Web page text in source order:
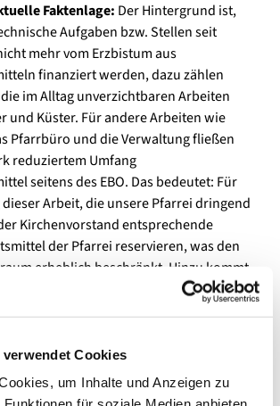
verwendet Cookies
um Inhalte und Anzeigen zu
Faktenlage: Der Hintergrund ist,
Aufgaben bzw. Stellen seit
mehr vom Erzbistum aus
finanziert werden, dazu zählen
im Alltag unverzichtbaren Arbeiten
und Küster. Für andere Arbeiten wie
Pfarrbüro und die Verwaltung fließen
reduziertem Umfang
seitens des EBO. Das bedeutet: Für
Arbeit, die unsere Pfarrei dringend
Kirchenvorstand entsprechende
der Pfarrei reservieren, was den
erheblich beschränkt. Hinzu kommt,
für die kommenden Jahre sowieso
was den Kirchenvorstand vor
stellt.